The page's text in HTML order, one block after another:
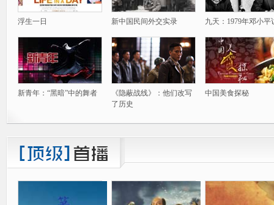
浮生一日 新中国民间外交实录 九天：1979年邓小平
新青年：“黑暗”中的舞者
《隐蔽战线》：他们改写
了历史
中国美食探秘